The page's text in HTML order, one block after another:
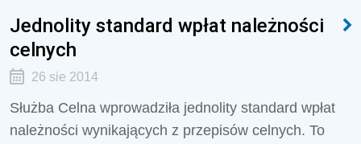
Jednolity standard wpłat należności
celnych
26 sie 2014
Służba Celna wprowadziła jednolity standard wpłat
należności wynikających z przepisów celnych. To